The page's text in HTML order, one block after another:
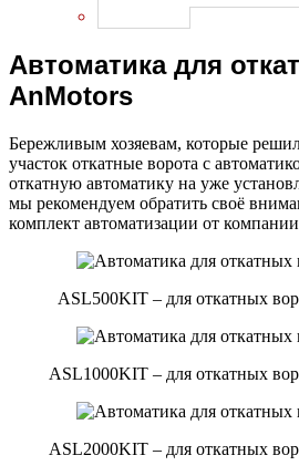
Автоматика для
AnMotors
Бережливым хозяевам, которые
участок откатные ворота с
откатную автоматику на уже
мы рекомендуем обратить своё
комплект автоматизации от
ASL500KIT – для откатных
ASL1000KIT – для откатных
ASL2000KIT – для откатных